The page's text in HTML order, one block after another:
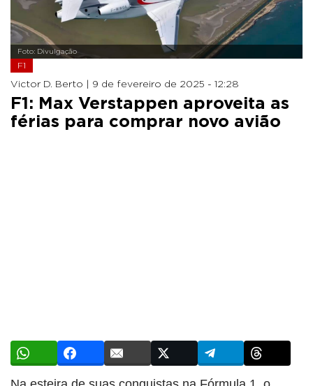
Foto: Divulgação
F1
Victor D. Berto | 9 de fevereiro de 2025 - 12:28
F1: Max Verstappen aproveita as
férias para comprar novo avião